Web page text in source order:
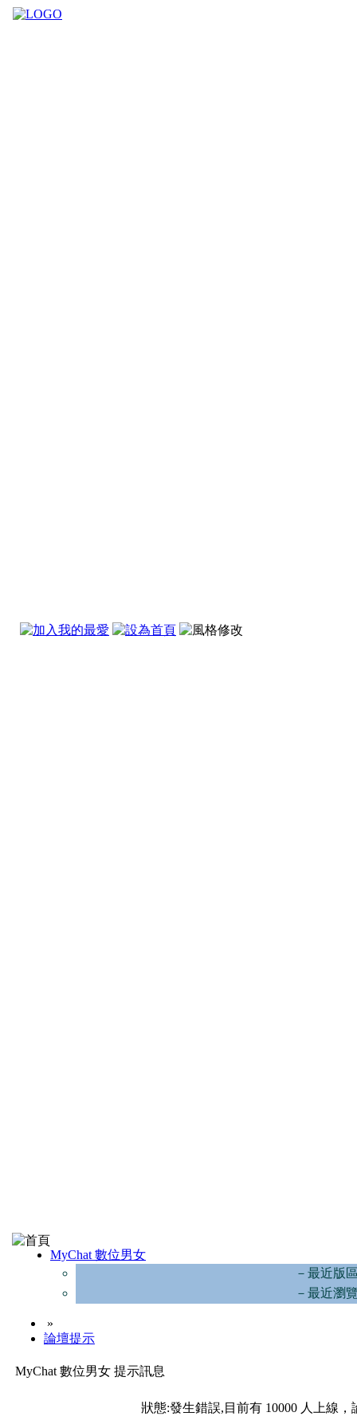
MyChat 數位男女
－最近版
－最近瀏
»
論壇提示
MyChat 數位男女 提示訊息
狀態:發生錯誤,目前有 10000 人上線